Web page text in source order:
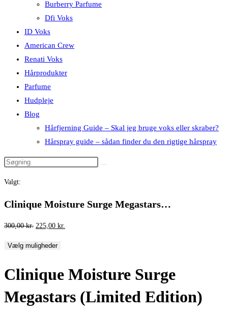
Burberry Parfume
Dfi Voks
ID Voks
American Crew
Renati Voks
Hårprodukter
Parfume
Hudpleje
Blog
Hårfjerning Guide – Skal jeg bruge voks eller skraber?
Hårspray guide – sådan finder du den rigtige hårspray
Valgt:
Clinique Moisture Surge Megastars…
300,00kr. Den
pris
300,00 kr..
225,00 kr.
225,00 kr..
Vælg muligheder
Clinique Moisture Surge
Megastars (Limited Edition)